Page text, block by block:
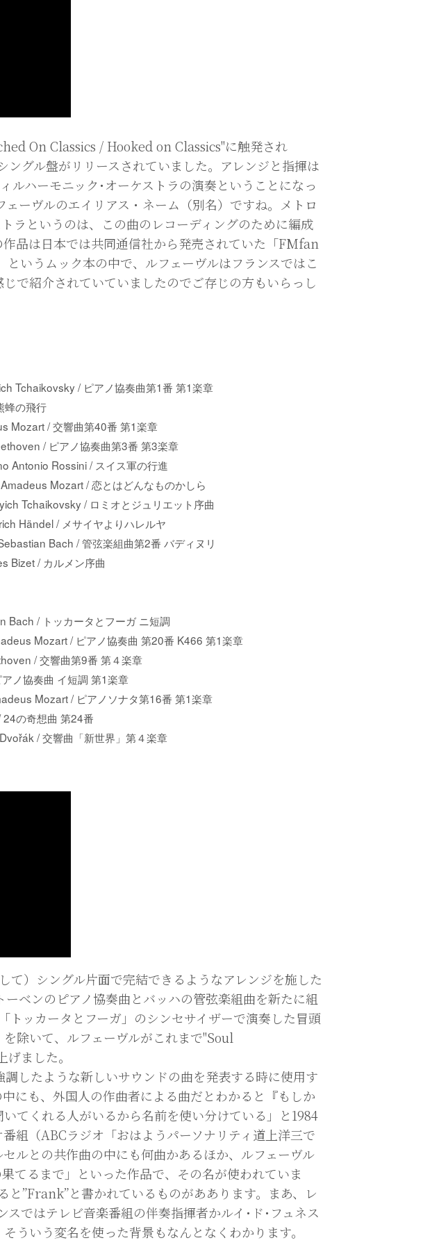
On Classics / Hooked on Classics"に触発され
グル盤がリリースされていました。アレンジと指揮は
ルハーモニック･オーケストラの演奏ということになっ
ーヴルのエイリアス・ネーム（別名）ですね。メトロ
ラというのは、この曲のレコーディングのために編成
品は日本では共同通信社から発売されていた「FMfan
いうムック本の中で、ルフェーヴルはフランスではこ
で紹介されていていましたのでご存じの方もいらっし
Tchaikovsky / ピアノ協奏曲第1番 第1楽章
蜂の飛行
Mozart / 交響曲第40番 第1楽章
/ ピアノ協奏曲第3番 第3楽章
Antonio Rossini / スイス軍の行進
Mozart / 恋とはどんなものかしら
Tchaikovsky / ロミオとジュリエット序曲
Händel / メサイヤよりハレルヤ
Bach / 管弦楽組曲第2番 バディヌリ
Bizet / カルメン序曲
/ トッカータとフーガ ニ短調
Mozart / ピアノ協奏曲 第20番 K466 第1楽章
/ 交響曲第9番 第４楽章
ノ協奏曲 イ短調 第1楽章
Mozart / ピアノソナタ第16番 第1楽章
の奇想曲 第24番
/ 交響曲「新世界」第４楽章
）シングル片面で完結できるようなアレンジを施した
ベンのピアノ協奏曲とバッハの管弦楽組曲を新たに組
トッカータとフーガ」のシンセサイザーで演奏した冒頭
除いて、ルフェーヴルがこれまで"Soul
ました。
したような新しいサウンドの曲を発表する時に使用す
にも、外国人の作曲者による曲だとわかると『もしか
てくれる人がいるから名前を使い分けている」と1984
組（ABCラジオ「おはようパーソナリティ道上洋三で
ルとの共作曲の中にも何曲かあるほか、ルフェーヴル
てるまで」といった作品で、その名が使われていま
”Frank”と書かれているものがああります。まあ、レ
スではテレビ音楽番組の伴奏指揮者かルイ･ド･フュネス
ういう変名を使った背景もなんとなくわかります。